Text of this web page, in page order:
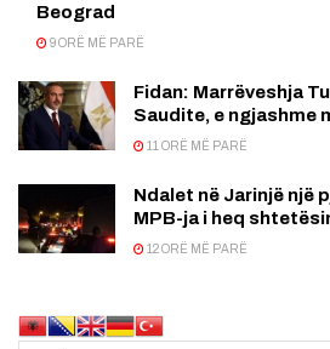
Beograd
9 ORË MË PARË
Fidan: Marrëveshja
Saudite, e ngjashme
11 ORË MË PARË
Ndalet në Jarinjë një
MPB-ja i heq
12 ORË MË PARË